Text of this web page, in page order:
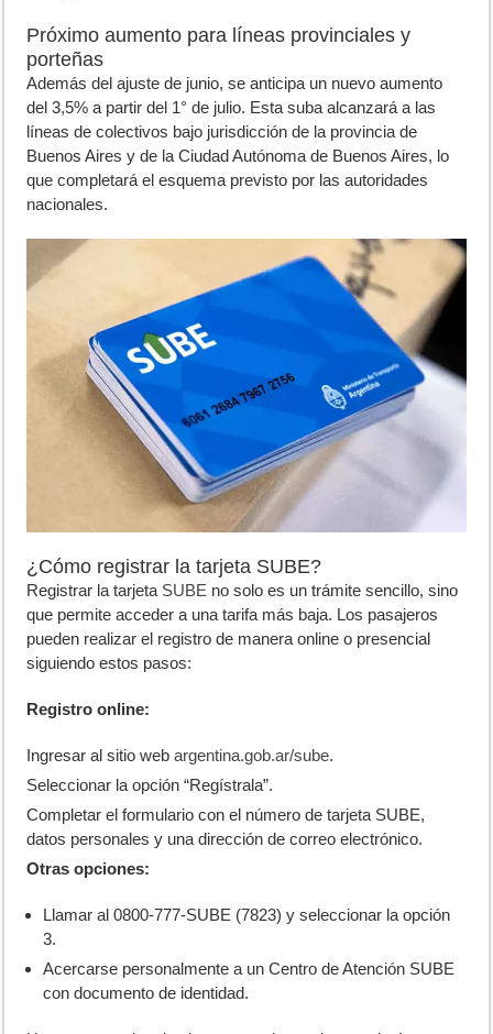
Próximo aumento para líneas provinciales y
porteñas
Además del ajuste de junio, se anticipa un nuevo aumento
del 3,5% a partir del 1° de julio. Esta suba alcanzará a las
líneas de colectivos bajo jurisdicción de la provincia de
Buenos Aires y de la Ciudad Autónoma de Buenos Aires, lo
que completará el esquema previsto por las autoridades
nacionales.
¿Cómo registrar la tarjeta SUBE?
Registrar la tarjeta SUBE no solo es un trámite sencillo, sino
que permite acceder a una tarifa más baja. Los pasajeros
pueden realizar el registro de manera online o presencial
siguiendo estos pasos:
Registro online:
Ingresar al sitio webargentina.gob.ar/sube.
Seleccionar la opción “Regístrala”.
Completar el formulario con el número de tarjeta SUBE,
datos personales y una dirección de correo electrónico.
Otras opciones:
Llamar al 0800-777-SUBE (7823) y seleccionar la opción
3.
Acercarse personalmente a un Centro de Atención SUBE
con documento de identidad.